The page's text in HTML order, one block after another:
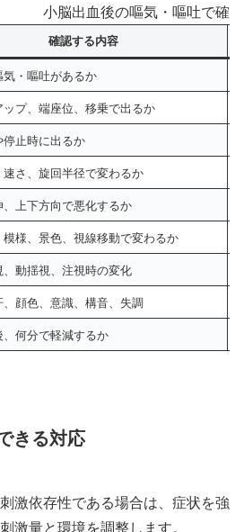
小脳出血後の嘔気・嘔吐で確
確認する内容
気・嘔吐があるか
ップ、端座位、移乗で出るか
止時に出るか
さ、旋回半径で変わるか
、上下方向で悪化するか
模様、景色、視線移動で変わるか
動揺視、注視時の変化
顔色、意識、構音、失調
何分で軽減するか
きる対応
激依存性である場合は、症状を強
激量と環境を調整します。